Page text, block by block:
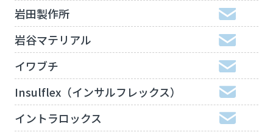
岩田製作所
岩谷マテリアル
イワブチ
Insulflex（インサルフレックス）
イントラロックス